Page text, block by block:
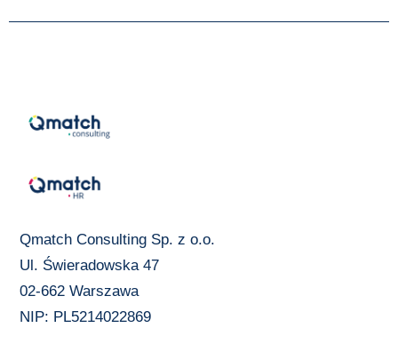
Qmatch Consulting Sp. z o.o.
Ul. Świeradowska 47
02-662 Warszawa
NIP: PL5214022869